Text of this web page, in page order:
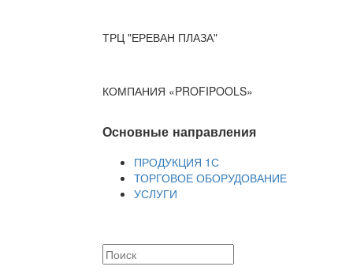
ТРЦ "ЕРЕВАН ПЛАЗА"
КОМПАНИЯ «PROFIPOOLS»
Основные направления
ПРОДУКЦИЯ 1С
ТОРГОВОЕ ОБОРУДОВАНИЕ
УСЛУГИ